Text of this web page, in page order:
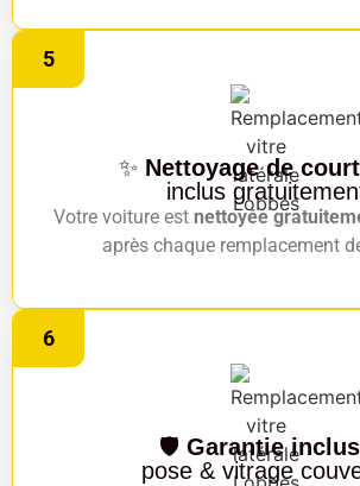
5
✨ Nettoyage de
inclus
Votre voiture est nettoyée
après chaque remplacement
6
🛡️ Garantie
pose & vitrage